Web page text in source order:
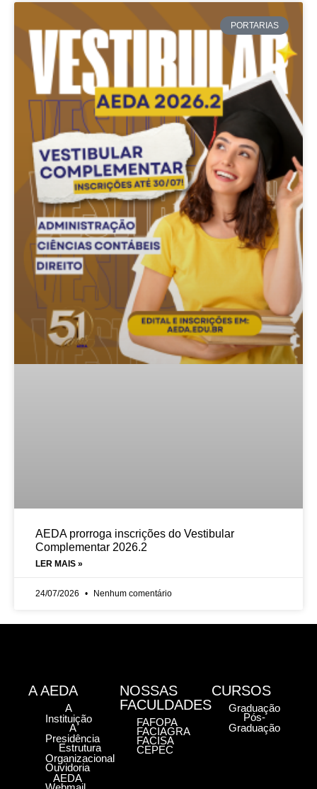
PORTARIAS
AEDA prorroga inscrições do Vestibular
Complementar 2026.2
LER MAIS »
24/07/2026 Nenhum comentário
A AEDA
A
Instituição
A
Presidência
Estrutura
Organizacional
Ouvidoria
AEDA
NOSSAS
FACULDADES
FAFOPA
FACIAGRA
FACISA
CEPEC
CURSOS
Graduação
Pós-
Graduação